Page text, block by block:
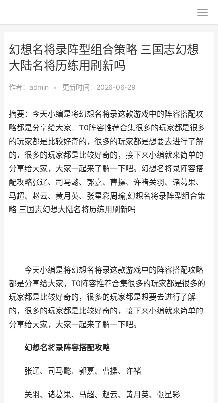
幻想名将录阵型组合策略 三国志幻想
大陆名将历练用刷新吗
作者： admin • 更新时间：2026-06-29
摘要：今天小编是将幻想名将录这款游戏中的阵容搭配攻
略都是分享给大家，T0阵容推荐合集很多的玩家都是很多
的玩家都是比较好奇的，很多的玩家都是想要去进行了解
的，很多的玩家都是比较好奇的，接下来小编就来简单的
分享给大家，大家一起来了解一下吧。幻想名将录阵容搭
配攻略张辽、司马懿、郭嘉、曹操、许褚关羽、诸葛果、
马超、赵云、黄月英、张星彩周瑜,幻想名将录阵型组合策
略 三国志幻想大陆名将历练用刷新吗
今天小编是将幻想名将录这款游戏中的阵容搭配攻略
都是分享给大家，T0阵容推荐合集很多的玩家都是很多的
玩家都是比较好奇的，很多的玩家都是想要去进行了解
的，很多的玩家都是比较好奇的，接下来小编就来简单的
分享给大家，大家一起来了解一下吧。
幻想名将录阵容搭配攻略
张辽、司马懿、郭嘉、曹操、许褚
关羽、诸葛果、马超、赵云、黄月英、张星彩